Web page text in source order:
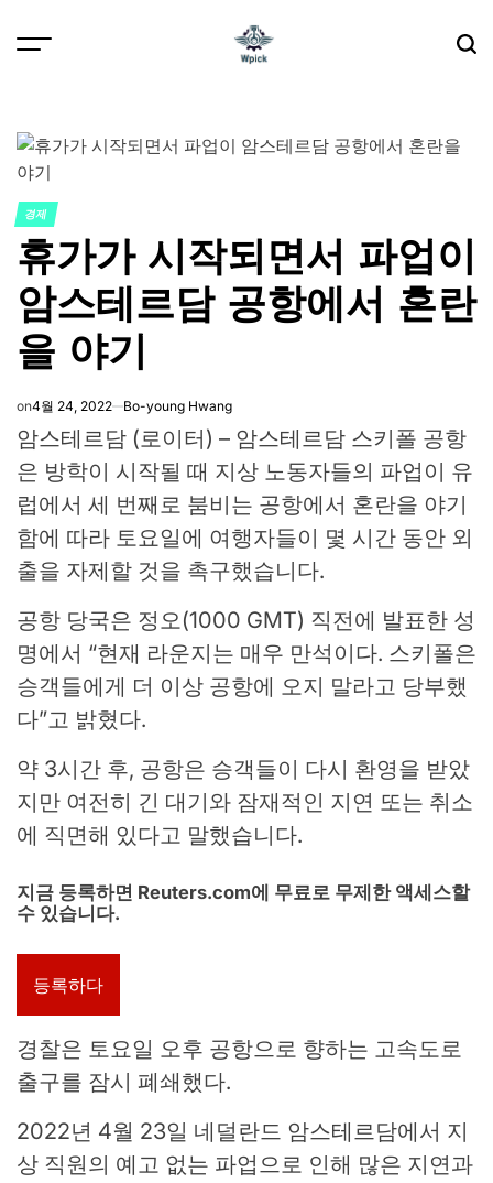
POSTED
IN
경제
휴가가 시작되면서 파업이
암스테르담 공항에서 혼란
을 야기
on4월 24, 2022 Bo-young Hwang
암스테르담 (로이터) – 암스테르담 스키폴 공항
은 방학이 시작될 때 지상 노동자들의 파업이 유
럽에서 세 번째로 붐비는 공항에서 혼란을 야기
함에 따라 토요일에 여행자들이 몇 시간 동안 외
출을 자제할 것을 촉구했습니다.
공항 당국은 정오(1000 GMT) 직전에 발표한 성
명에서 “현재 라운지는 매우 만석이다. 스키폴은
승객들에게 더 이상 공항에 오지 말라고 당부했
다”고 밝혔다.
약 3시간 후, 공항은 승객들이 다시 환영을 받았
지만 여전히 긴 대기와 잠재적인 지연 또는 취소
에 직면해 있다고 말했습니다.
지금 등록하면 Reuters.com에 무료로 무제한 액세스할
수 있습니다.
등록하다
경찰은 토요일 오후 공항으로 향하는 고속도로
출구를 잠시 폐쇄했다.
2022년 4월 23일 네덜란드 암스테르담에서 지
상 직원의 예고 없는 파업으로 인해 많은 지연과